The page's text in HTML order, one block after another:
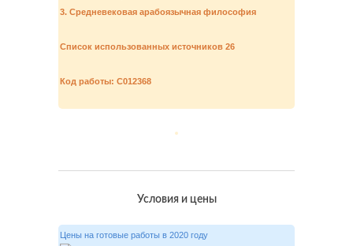
3. Средневековая арабоязычная философия
Список использованных источников 26
Код работы: С012368
Условия и цены
Цены на готовые работы в 2020 году